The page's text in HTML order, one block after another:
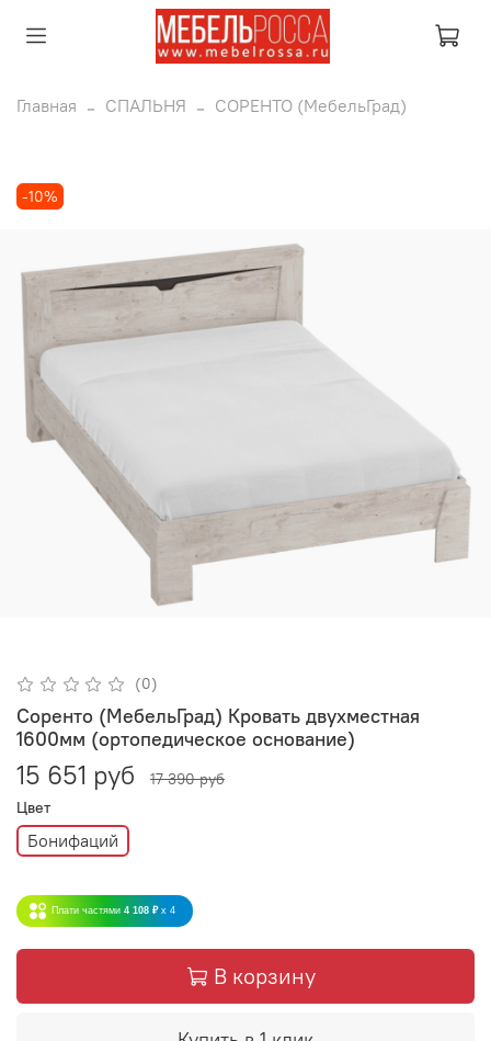
Главная СПАЛЬНЯ СОРЕНТО (МебельГрад)
-10%
(0)
Соренто (МебельГрад) Кровать двухместная
1600мм (ортопедическое основание)
15 651 руб
17 390 руб
Цвет
Бонифаций
Плати частями 4 108 ₽ x 4
В корзину